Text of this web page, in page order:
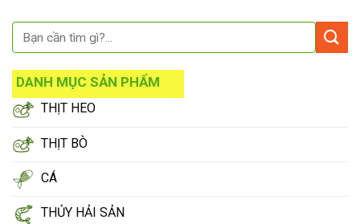
DANH MỤC SẢN PHẨM
THỊT HEO
THỊT BÒ
CÁ
THỦY HẢI SẢN